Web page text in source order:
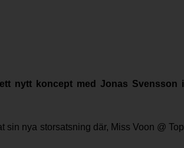
nytt koncept med Jonas Svensson i
sin nya storsatsning där, Miss Voon @ Top